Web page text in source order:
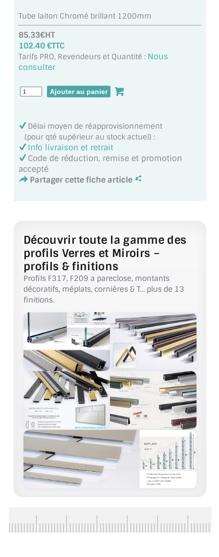
MIROIR SUR MESURE
MIROIR VIEILLI
MIROIR DÉCORATIF DE COULEUR
MIROIR DE SALLE DE BAIN
MIROIR PAROI DE DOUCHE
MIROIR POUR SALLE DE SPORT
VERRE SUR MESURE
VERRE EXTRACLAIR
VERRE TREMPÉ (SÉCURIT)
PAROI DE DOUCHE
VERRE FEUILLETÉ
VERRE ANTI-REFLET
VERRE LAQUÉ/CRÉDENCE
VERRE FEUILLETÉ/TREMPÉ
DALLE DE SOL EN VERRE
PORTE EN VERRE
GARDE CORPS EN VERRE
PLEXIGLAS PMMA
Tube laiton Chromé brillant 1200mm
85.33€HT
102.40 €TTC
Tarifs PRO, Revendeurs et Quantité : Nous
consulter
Délai moyen de réapprovisionnement
(pour qté supérieur au stock actuel) :
Info livraison et retrait
Code de réduction, remise et promotion
accepté
Partager cette fiche article
Découvrir toute la gamme des
profils Verres et Miroirs –
profils & finitions
Profils F317, F209 a pareclose, montants
décoratifs, méplats, cornières & T… plus de 13
finitions.